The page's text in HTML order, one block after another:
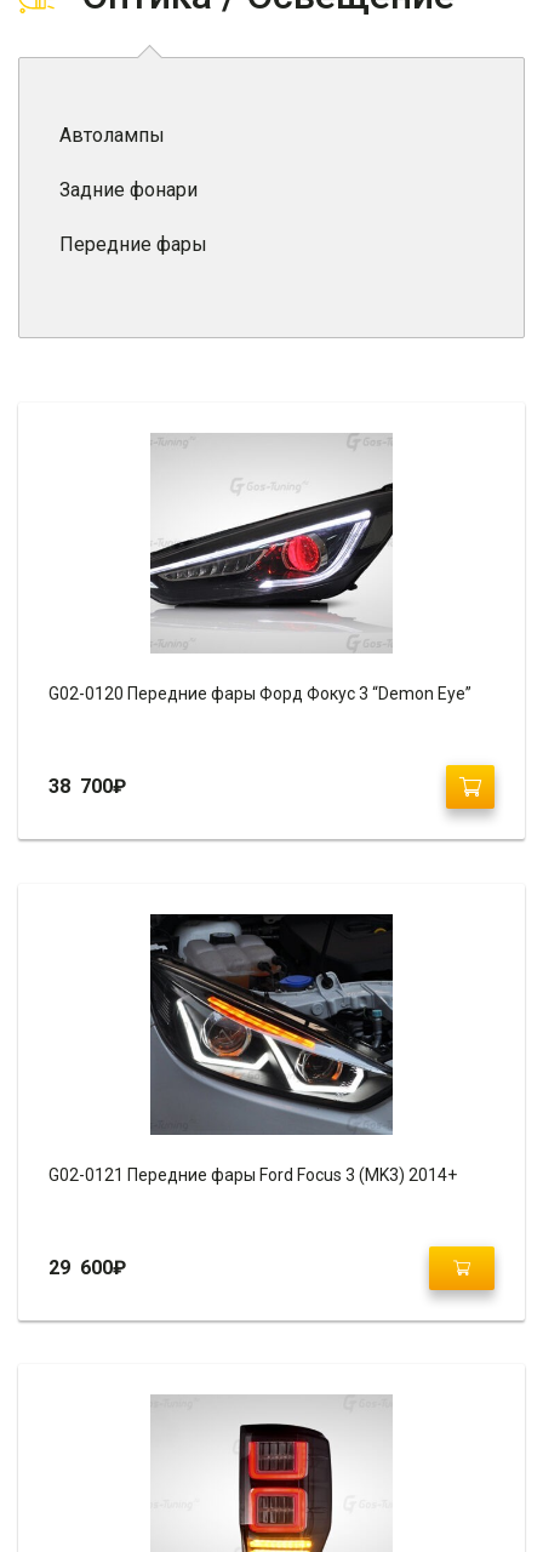
Автолампы
Задние фонари
Передние фары
G02-0120 Передние фары Форд Фокус 3 “Demon Eye”
38 700₽
G02-0121 Передние фары Ford Focus 3 (MK3) 2014+
29 600₽